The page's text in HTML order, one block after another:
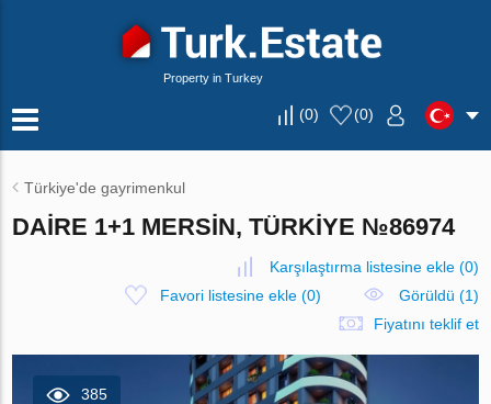
Property in Turkey
(0) (0)
Türkiye'de gayrimenkul
DAIRE 1+1 MERSIN, TÜRKIYE №86974
Karşılaştırma listesine ekle(0)
Favori listesine ekle(0)
Görüldü (1)
Fiyatını teklif et
385